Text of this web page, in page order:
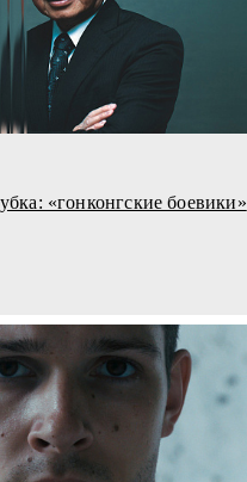
«гонконгские боевики»